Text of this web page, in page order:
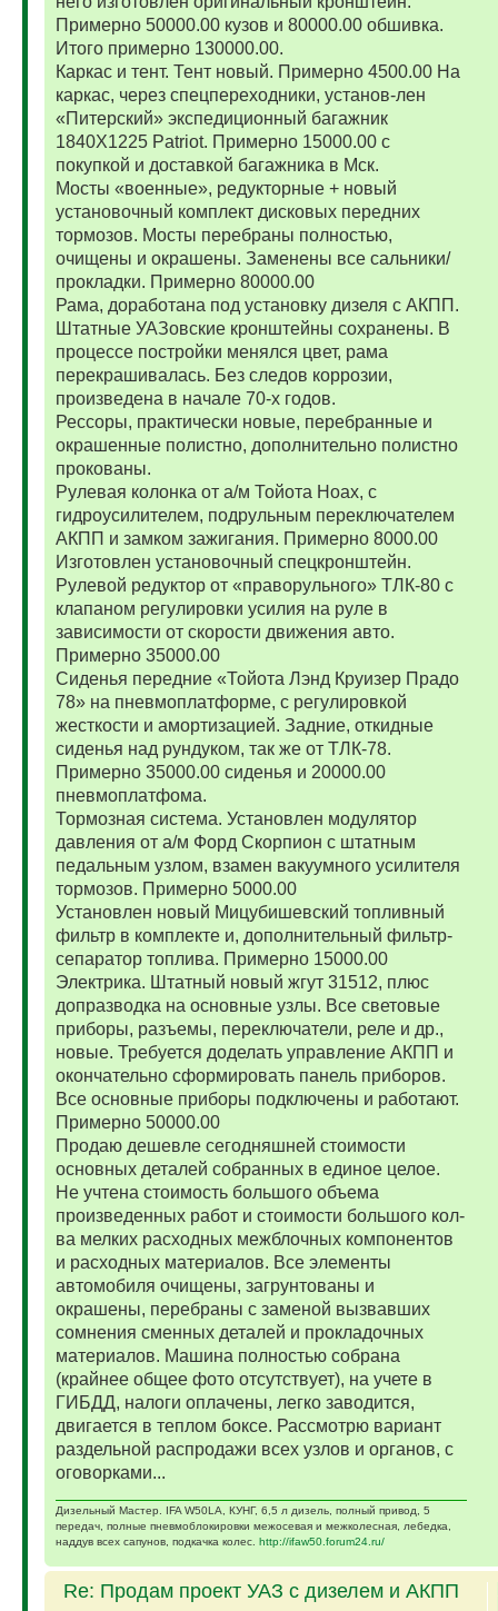
Примерно 50000.00 кузов и 80000.00 обшивка.
Итого примерно 130000.00.
Каркас и тент. Тент новый. Примерно 4500.00 На
каркас, через спецпереходники, установ-лен
«Питерский» экспедиционный багажник
1840Х1225 Patriot. Примерно 15000.00 с
покупкой и доставкой багажника в Мск.
Мосты «военные», редукторные + новый
установочный комплект дисковых передних
тормозов. Мосты перебраны полностью,
очищены и окрашены. Заменены все сальники/
прокладки. Примерно 80000.00
Рама, доработана под установку дизеля с АКПП.
Штатные УАЗовские кронштейны сохранены. В
процессе постройки менялся цвет, рама
перекрашивалась. Без следов коррозии,
произведена в начале 70-х годов.
Рессоры, практически новые, перебранные и
окрашенные полистно, дополнительно полистно
прокованы.
Рулевая колонка от а/м Тойота Ноах, с
гидроусилителем, подрульным переключателем
АКПП и замком зажигания. Примерно 8000.00
Изготовлен установочный спецкронштейн.
Рулевой редуктор от «праворульного» ТЛК-80 с
клапаном регулировки усилия на руле в
зависимости от скорости движения авто.
Примерно 35000.00
Сиденья передние «Тойота Лэнд Круизер Прадо
78» на пневмоплатформе, с регулировкой
жесткости и амортизацией. Задние, откидные
сиденья над рундуком, так же от ТЛК-78.
Примерно 35000.00 сиденья и 20000.00
пневмоплатфома.
Тормозная система. Установлен модулятор
давления от а/м Форд Скорпион с штатным
педальным узлом, взамен вакуумного усилителя
тормозов. Примерно 5000.00
Установлен новый Мицубишевский топливный
фильтр в комплекте и, дополнительный фильтр-
сепаратор топлива. Примерно 15000.00
Электрика. Штатный новый жгут 31512, плюс
допразводка на основные узлы. Все световые
приборы, разъемы, переключатели, реле и др.,
новые. Требуется доделать управление АКПП и
окончательно сформировать панель приборов.
Все основные приборы подключены и работают.
Примерно 50000.00
Продаю дешевле сегодняшней стоимости
основных деталей собранных в единое целое.
Не учтена стоимость большого объема
произведенных работ и стоимости большого кол-
ва мелких расходных межблочных компонентов
и расходных материалов. Все элементы
автомобиля очищены, загрунтованы и
окрашены, перебраны с заменой вызвавших
сомнения сменных деталей и прокладочных
материалов. Машина полностью собрана
(крайнее общее фото отсутствует), на учете в
ГИБДД, налоги оплачены, легко заводится,
двигается в теплом боксе. Рассмотрю вариант
раздельной распродажи всех узлов и органов, с
оговорками...
Дизельный Мастер. IFA W50LA, КУНГ, 6,5 л дизель, полный привод, 5
передач, полные пневмоблокировки межосевая и межколесная, лебедка,
наддув всех сапунов, подкачка колес. http://ifaw50.forum24.ru/
Re: Продам проект УАЗ с дизелем и АКПП